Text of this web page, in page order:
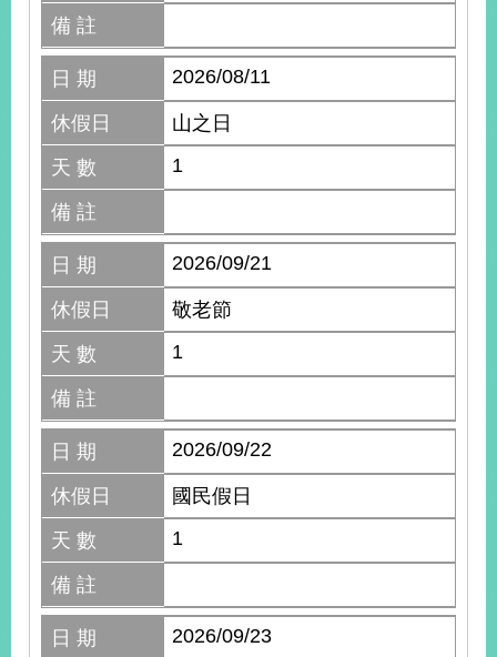
備 註
日 期 2026/08/11
休假日
山之日
天 數
1
備 註
日 期 2026/09/21
休假日
敬老節
天 數
1
備 註
日 期 2026/09/22
休假日
國民假日
天 數
1
備 註
日 期 2026/09/23